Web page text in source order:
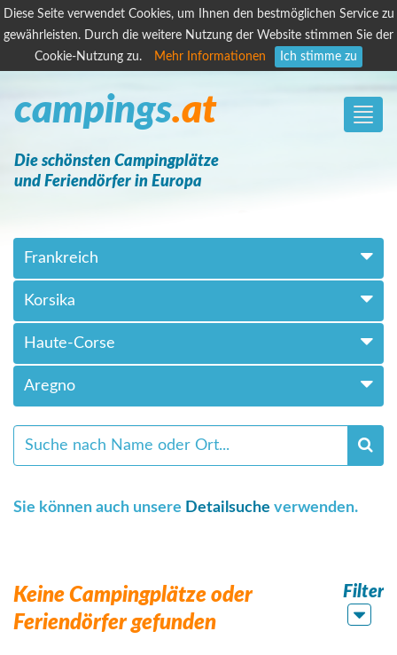
Diese Seite verwendet Cookies, um Ihnen den bestmöglichen Service zu
gewährleisten. Durch die weitere Nutzung der Website stimmen Sie der
Cookie-Nutzung zu.
Mehr Informationen Ich stimme zu
Toggle
campings.at
Die schönsten Campingplätze
und Feriendörfer in Europa
Frankreich
Korsika
Haute-Corse
Aregno
Sie können auch unsere Detailsuche verwenden.
Keine Campingplätze oder
Feriendörfer gefunden
Filter